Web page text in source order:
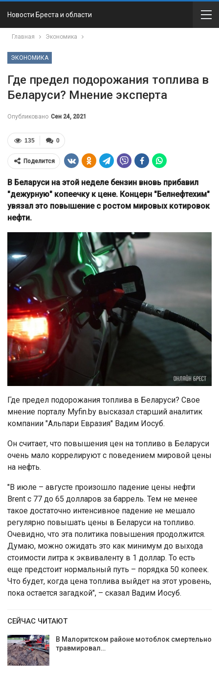
Новости Бреста и области
Главная Экономика
ЭКОНОМИКА
Где предел подорожания топлива в
Беларуси? Мнение эксперта
Опубликовано Сен 24, 2021
0
135
Поделится
В Беларуси на этой неделе бензин вновь прибавил
"дежурную" копеечку к цене. Концерн "Белнефтехим"
увязал это повышение с ростом мировых котировок
нефти.
Где предел подорожания топлива в Беларуси? Свое
мнение порталу Myfin.by высказал старший аналитик
компании "Альпари Евразия" Вадим Иосуб.
Он считает, что повышения цен на топливо в Беларуси
очень мало коррелируют с поведением мировой цены
на нефть.
"В июле – августе произошло падение цены нефти
Brent c 77 до 65 долларов за баррель. Тем не менее
такое достаточно интенсивное падение не мешало
регулярно повышать цены в Беларуси на топливо.
Очевидно, что эта политика повышения продолжится.
Думаю, можно ожидать это как минимум до выхода
стоимости литра к эквиваленту в 1 доллар. То есть
еще предстоит нормальный путь – порядка 50 копеек.
Что будет, когда цена топлива выйдет на этот уровень,
пока остается загадкой", – сказал Вадим Иосуб.
СЕЙЧАС ЧИТАЮТ
В Малоритском районе мотоблок смертельно
травмировал…